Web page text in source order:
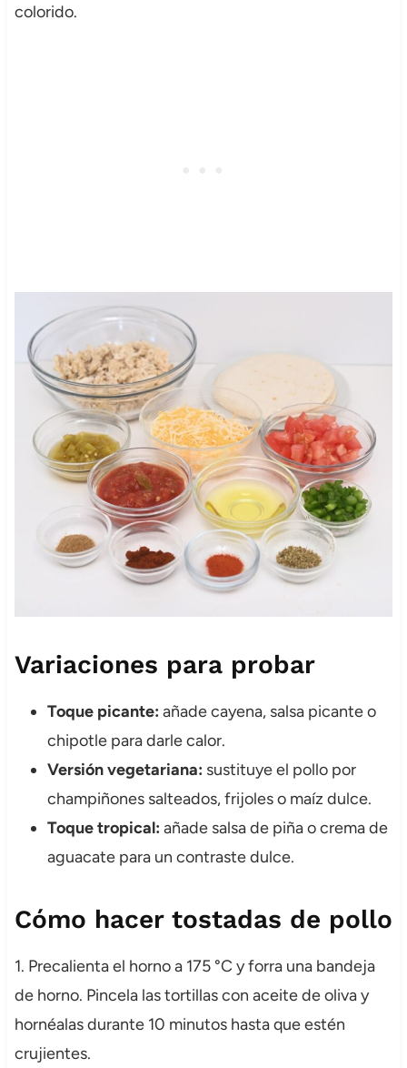
colorido.
Variaciones para probar
Toque picante: añade cayena, salsa picante o
chipotle para darle calor.
Versión vegetariana: sustituye el pollo por
champiñones salteados, frijoles o maíz dulce.
Toque tropical: añade salsa de piña o crema de
aguacate para un contraste dulce.
Cómo hacer tostadas de pollo
1. Precalienta el horno a 175 °C y forra una bandeja
de horno. Pincela las tortillas con aceite de oliva y
hornéalas durante 10 minutos hasta que estén
crujientes.